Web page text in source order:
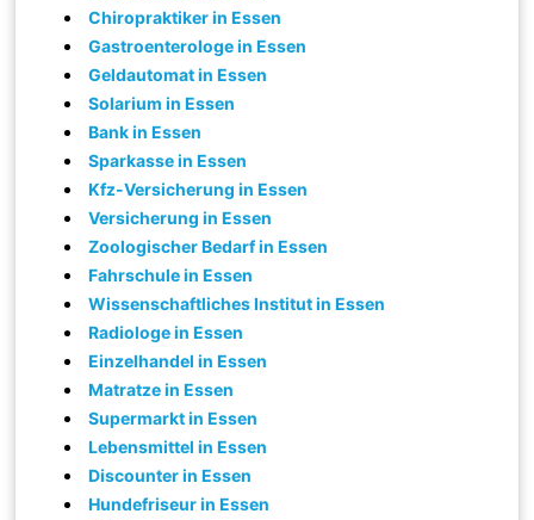
Chiropraktiker in Essen
Gastroenterologe in Essen
Geldautomat in Essen
Solarium in Essen
Bank in Essen
Sparkasse in Essen
Kfz-Versicherung in Essen
Versicherung in Essen
Zoologischer Bedarf in Essen
Fahrschule in Essen
Wissenschaftliches Institut in Essen
Radiologe in Essen
Einzelhandel in Essen
Matratze in Essen
Supermarkt in Essen
Lebensmittel in Essen
Discounter in Essen
Hundefriseur in Essen